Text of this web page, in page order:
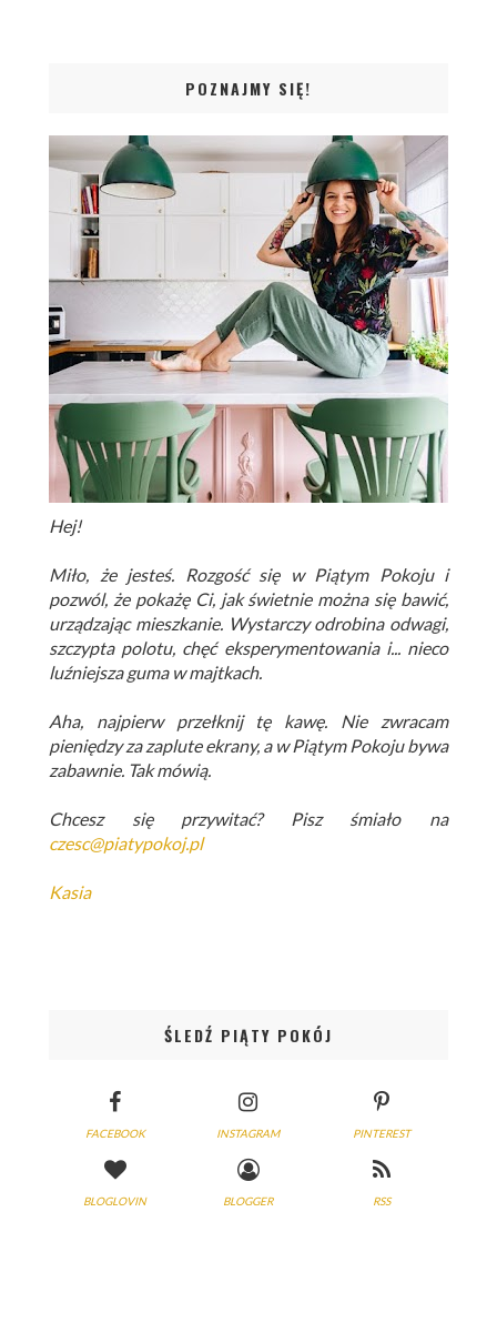
POZNAJMY SIĘ!
Hej!
Miło, że jesteś. Rozgość się w Piątym Pokoju i
pozwól, że pokażę Ci, jak świetnie można się bawić,
urządzając mieszkanie. Wystarczy odrobina odwagi,
szczypta polotu, chęć eksperymentowania i... nieco
luźniejsza guma w majtkach.
Aha, najpierw przełknij tę kawę. Nie zwracam
pieniędzy za zaplute ekrany, a w Piątym Pokoju bywa
zabawnie. Tak mówią.
Chcesz się przywitać? Pisz śmiało na
czesc@piatypokoj.pl
Kasia
ŚLEDŹ PIĄTY POKÓJ
FACEBOOK INSTAGRAM PINTEREST
BLOGLOVIN BLOGGER RSS